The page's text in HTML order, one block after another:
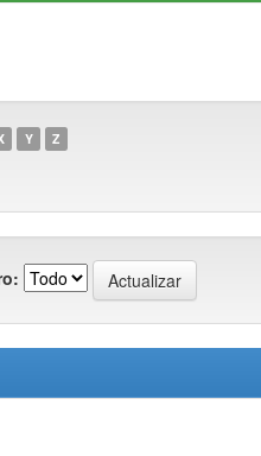
Y Z